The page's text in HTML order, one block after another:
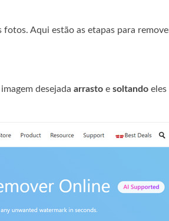
Aqui estão as etapas para
desejada arrasto e soltando eles